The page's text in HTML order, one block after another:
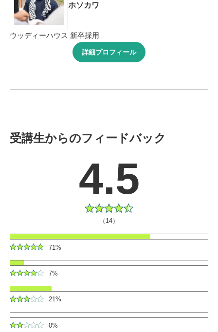
ホソカワ
ウッディーハウス 新卒採用
詳細プロフィール
受講生からのフィードバック
4.5
（14）
71%
7%
21%
0%